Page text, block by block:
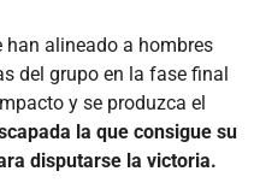
han alineado a hombres
del grupo en la fase final
y se produzca el
la que consigue su
disputarse la victoria.